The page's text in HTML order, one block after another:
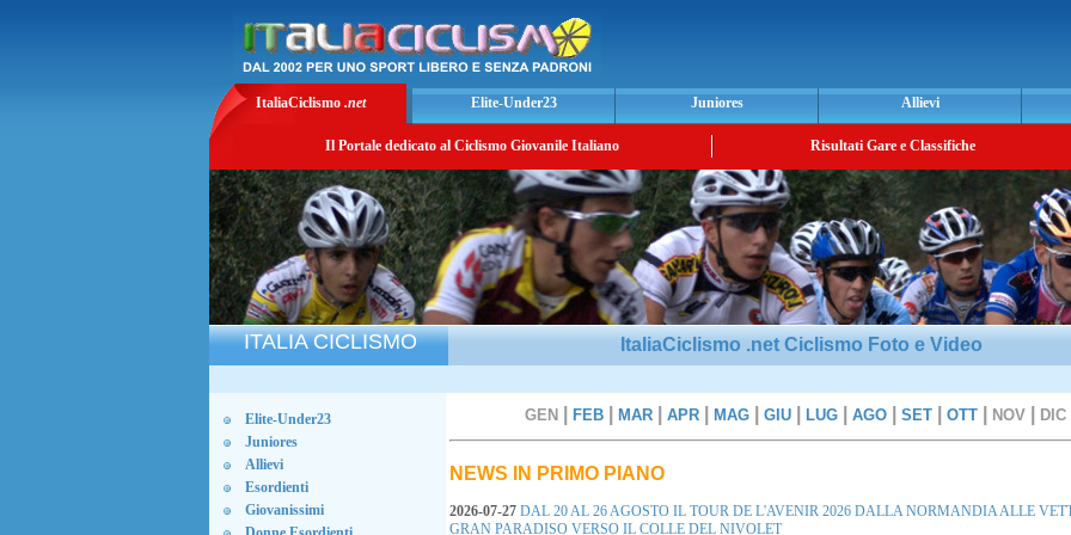
ItaliaCiclismo .net Elite-Under23 Juniores Allievi
Il Portale dedicato al Ciclismo Giovanile Italiano Risultati Gare e Classifiche
ITALIA CICLISMO ItaliaCiclismo .net Ciclismo Foto e Video
Elite-Under23
Juniores
Allievi
Esordienti
Giovanissimi
GEN FEB MAR APR MAG GIU LUG AGO SET OTT NOV DIC
NEWS IN PRIMO PIANO
2026-07-27DAL 20 AL 26 AGOSTO IL TOUR DE L'AVENIR 2026 DALLA NORMANDIA ALLE
GRAN PARADISO VERSO IL COLLE DEL NIVOLET